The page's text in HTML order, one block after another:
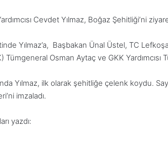
Cevdet Yılmaz, Boğaz Şehitliği’ni
Yılmaz’a, Başbakan Ünal Üstel, TC
Tümgeneral Osman Aytaç ve GKK Yardımcısı
Yılmaz, ilk olarak şehitliğe çelenk koydu.
imzaladı.
yazdı: